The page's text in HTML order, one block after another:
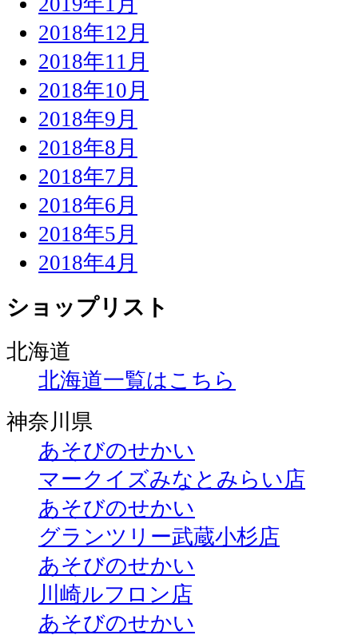
2018年12月
2018年11月
2018年10月
2018年9月
2018年8月
2018年7月
2018年6月
2018年5月
2018年4月
ショップリスト
北海道
北海道一覧はこちら
神奈川県
あそびのせかい
マークイズみなとみらい店
あそびのせかい
グランツリー武蔵小杉店
あそびのせかい
川崎ルフロン店
あそびのせかい